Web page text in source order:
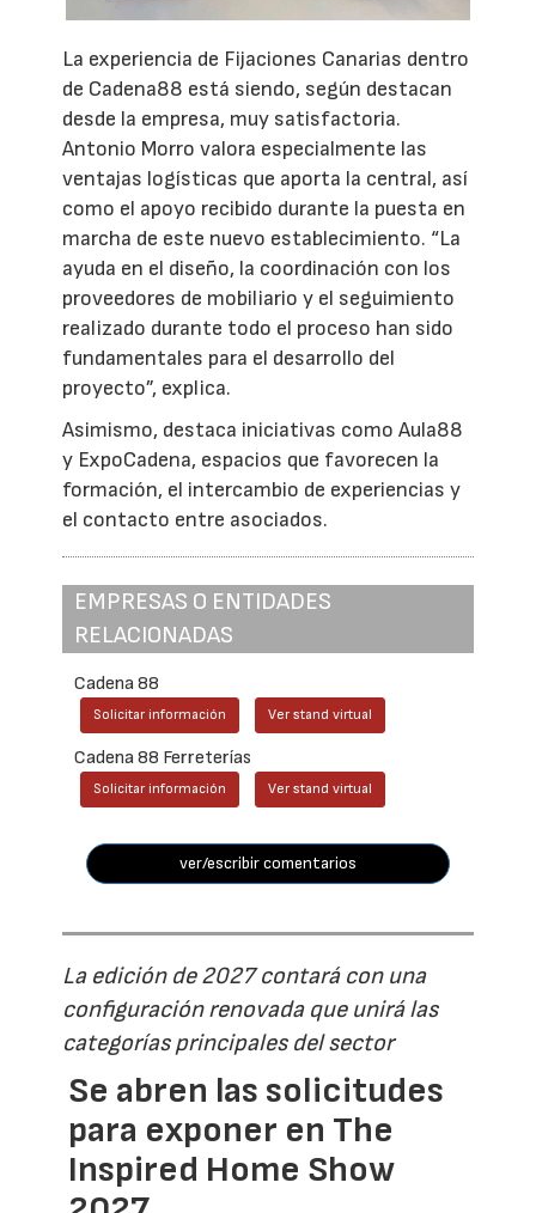
La experiencia de Fijaciones Canarias dentro
de Cadena88 está siendo, según destacan
desde la empresa, muy satisfactoria.
Antonio Morro valora especialmente las
ventajas logísticas que aporta la central, así
como el apoyo recibido durante la puesta en
marcha de este nuevo establecimiento. “La
ayuda en el diseño, la coordinación con los
proveedores de mobiliario y el seguimiento
realizado durante todo el proceso han sido
fundamentales para el desarrollo del
proyecto”, explica.
Asimismo, destaca iniciativas como Aula88
y ExpoCadena, espacios que favorecen la
formación, el intercambio de experiencias y
el contacto entre asociados.
EMPRESAS O ENTIDADES
RELACIONADAS
Cadena 88
Solicitar información Ver stand virtual
Cadena 88 Ferreterías
Solicitar información Ver stand virtual
ver/escribir comentarios
La edición de 2027 contará con una
configuración renovada que unirá las
categorías principales del sector
Se abren las solicitudes
para exponer en The
Inspired Home Show